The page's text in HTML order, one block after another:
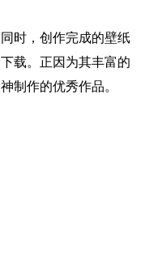
时，创作完成的壁纸
载。正因为其丰富的